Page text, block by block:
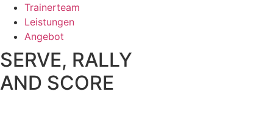
Trainerteam
Leistungen
Angebot
SERVE, RALLY
AND SCORE